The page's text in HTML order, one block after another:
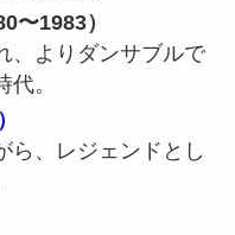
〜1983）
、よりダンサブルで
。
ら、レジェンドとし